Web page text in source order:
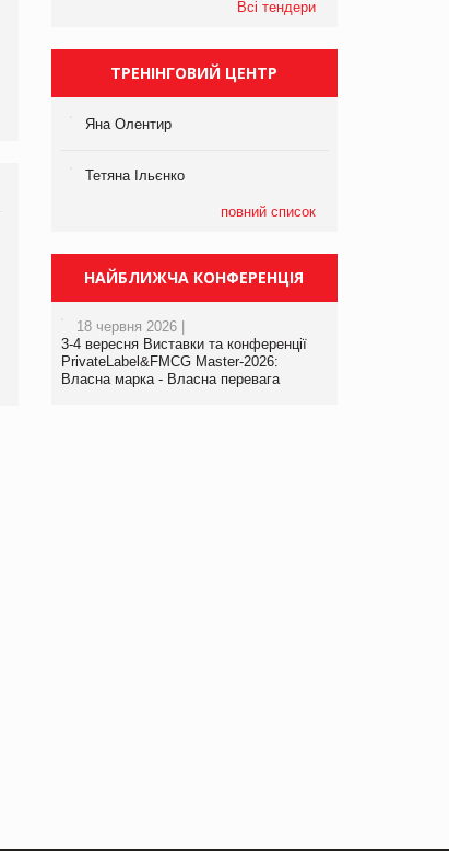
виробництва
компанії «УкраМарин»
Брагина Людмила
Просування компанії на
www.trademaster.ua.
правила. Особливості.
Всі тендери
ТРЕНІНГОВИЙ ЦЕНТР
Яна Олентир
Тетяна Ільєнко
повний список
НАЙБЛИЖЧА КОНФЕРЕНЦІЯ
18 червня 2026 |
3-4 вересня Виставки та конференції
PrivateLabel&FMCG Master-2026:
Власна марка - Власна перевага